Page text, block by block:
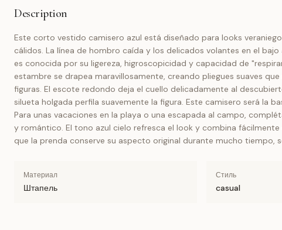
Description
Este corto vestido camisero azul está diseñado para looks
cálidos. La línea de hombro caída y los delicados volantes en el
es conocida por su ligereza, higroscopicidad y capacidad de
estambre se drapea maravillosamente, creando pliegues suaves
figuras. El escote redondo deja el cuello delicadamente al
silueta holgada perfila suavemente la figura. Este camisero será la
Para unas vacaciones en la playa o una escapada al campo,
y romántico. El tono azul cielo refresca el look y combina
que la prenda conserve su aspecto original durante mucho
Материал
Штапель
Стиль
casual